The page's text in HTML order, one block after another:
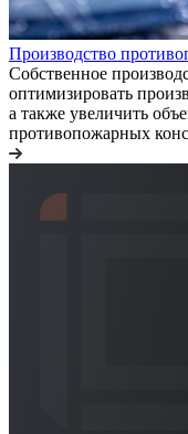
Производство
Собственное
оптимизировать
а также увеличить
противопожарных